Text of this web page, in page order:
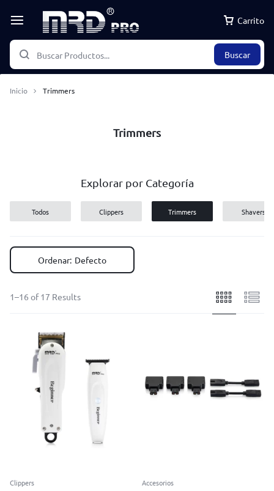
Carrito
Buscar
Inicio Trimmers
Trimmers
Explorar por Categoría
Todos Clippers Trimmers Shavers
Ordenar: Defecto
1–16 of 17 Results
Clippers Accesorios